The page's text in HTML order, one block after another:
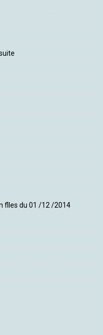
flles du 01 /12 /2014